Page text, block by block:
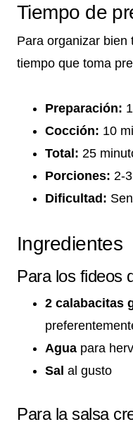
Tiempo de
Para organizar bien
tiempo que toma
Preparación:
Cocción: 10
Total: 25
Porciones: 2-
Dificultad:
Ingredientes
Para los fideos
2 calabacitas
Agua para
Sal al gusto
Para la salsa